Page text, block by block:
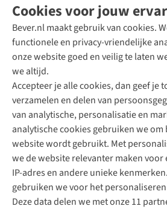
Cookies voor jouw
Bever.nl maakt gebruik van cookies.
functionele en privacy-vriendelijke
onze website goed en veilig te laten
we altijd.
Accepteer je alle cookies, dan geef je
verzamelen en delen van
van analytische, personalisatie en
analytische cookies gebruiken we
website wordt gebruikt. Met
we de website relevanter maken voor
IP-adres en andere unieke
gebruiken we voor het
Deze data delen we met onze 11
Direct advies van een
+31 (0)85 888 50 88
+31 6 12 28 49 80
Contactformulier